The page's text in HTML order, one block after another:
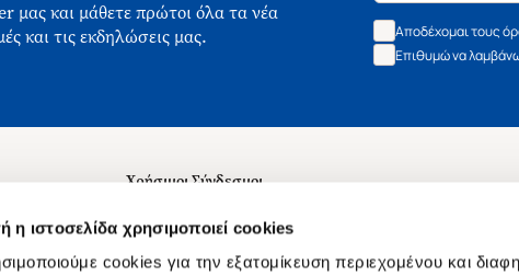
η ιστοσελίδα χρησιμοποιεί cookies
cookies για την εξατομίκευση περιεχομένου και
μας και μάθετε πρώτοι όλα τα νέα
και τις εκδηλώσεις μας.
Αποδέχομαι τους
Επιθυμώ να
Χρήσιμοι Σύνδεσμοι
Σχετικά με εμάς
Θέσεις Εργασίας